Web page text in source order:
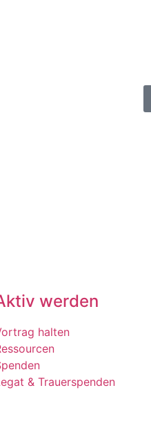
werden
halten
& Trauerspenden